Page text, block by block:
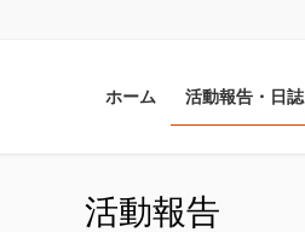
ホーム 活動報告・日誌
活動報告